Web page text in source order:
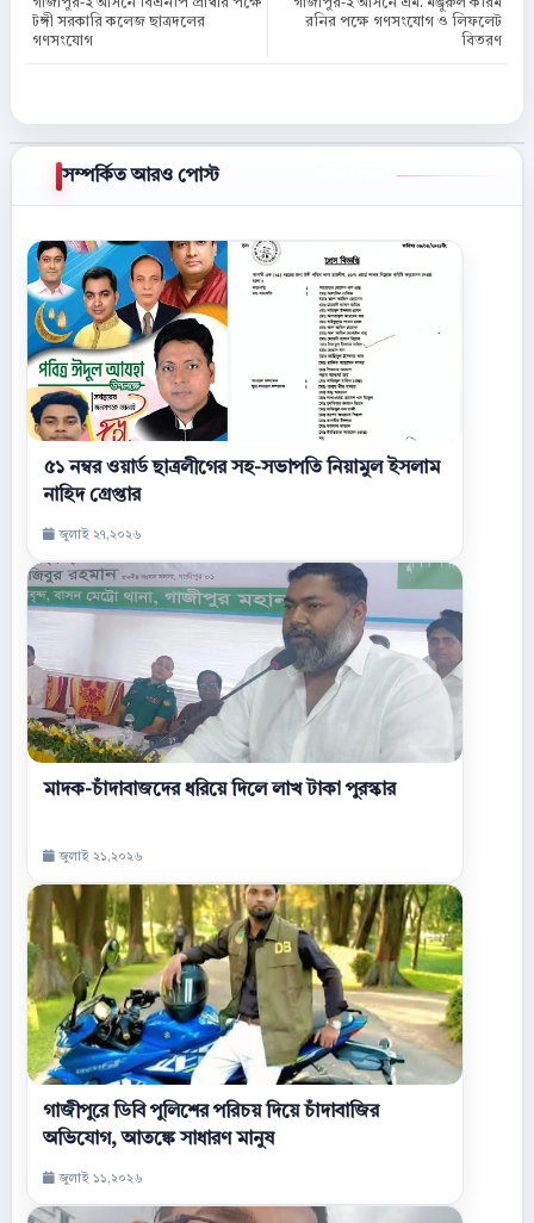
গাজীপুর-২ আসনে এম. মঞ্জুরুল করিম
রনির পক্ষে গণসংযোগ ও লিফলেট
বিতরণ
গাজীপুর-২ আসনে বিএনপি প্রার্থীর পক্ষে
টঙ্গী সরকারি কলেজ ছাত্রদলের
গণসংযোগ
সম্পর্কিত আরও পোস্ট
৫১ নম্বর ওয়ার্ড ছাত্রলীগের সহ-সভাপতি নিয়ামুল ইসলাম
নাহিদ গ্রেপ্তার
জুলাই ২৭,২০২৬
মাদক-চাঁদাবাজদের ধরিয়ে দিলে লাখ টাকা পুরস্কার
জুলাই ২১,২০২৬
গাজীপুরে ডিবি পুলিশের পরিচয় দিয়ে চাঁদাবাজির
অভিযোগ, আতঙ্কে সাধারণ মানুষ
জুলাই ১১,২০২৬